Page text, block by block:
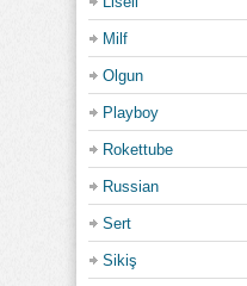
Milf
Olgun
Playboy
Rokettube
Russian
Sert
Sikiş